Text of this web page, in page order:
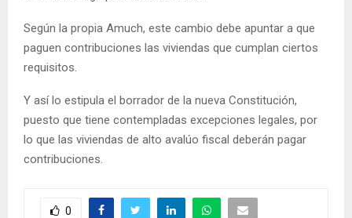
Según la propia Amuch, este cambio debe apuntar a que
paguen contribuciones las viviendas que cumplan ciertos
requisitos.
Y así lo estipula el borrador de la nueva Constitución,
puesto que tiene contempladas excepciones legales, por
lo que las viviendas de alto avalúo fiscal deberán pagar
contribuciones.
0